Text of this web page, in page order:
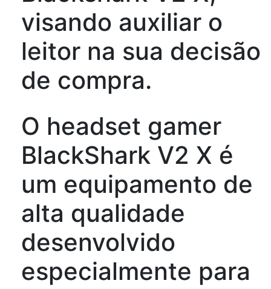
visando auxiliar o
leitor na sua decisão
de compra.
O headset gamer
BlackShark V2 X é
um equipamento de
alta qualidade
desenvolvido
especialmente para